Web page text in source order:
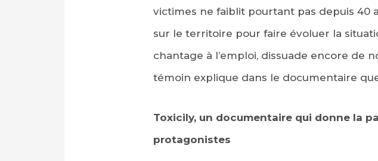
victimes ne faiblit pourtant pas depuis 40
sur le territoire pour faire évoluer la
chantage à l’emploi, dissuade encore de
témoin explique dans le documentaire
Toxicily, un documentaire qui donne la
protagonistes